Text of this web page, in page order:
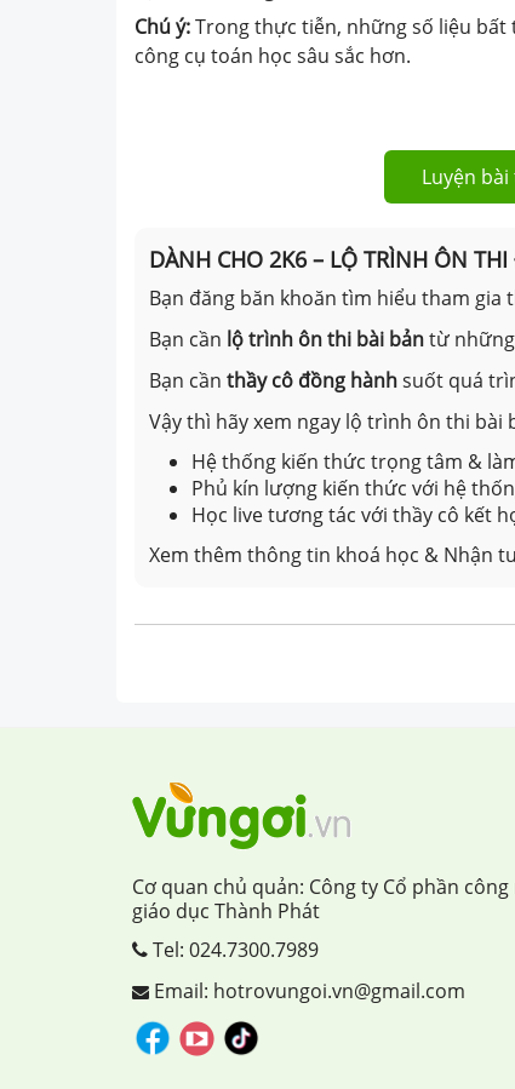
Chú ý:Trong thực tiễn, những số liệu
công cụ toán học sâu sắc hơn.
Luyện
DÀNH CHO 2K6 – LỘ TRÌNH ÔN
Bạn đăng băn khoăn tìm hiểu tham gia
Bạn cần lộ trình ôn thi bài bảntừ
Bạn cần thầy cô đồng hànhsuốt quá
Vậy thì hãy xem ngay lộ trình ôn thi bài
Hệ thống kiến thức trọng tâm &
Phủ kín lượng kiến thức với hệ
Học live tương tác với thầy cô kết
Xem thêm thông tin khoá học & Nhận
Cơ quan chủ quản: Công ty Cổ phần công
giáo dục Thành Phát
Tel: 024.7300.7989
Email: hotrovungoi.vn@gmail.com